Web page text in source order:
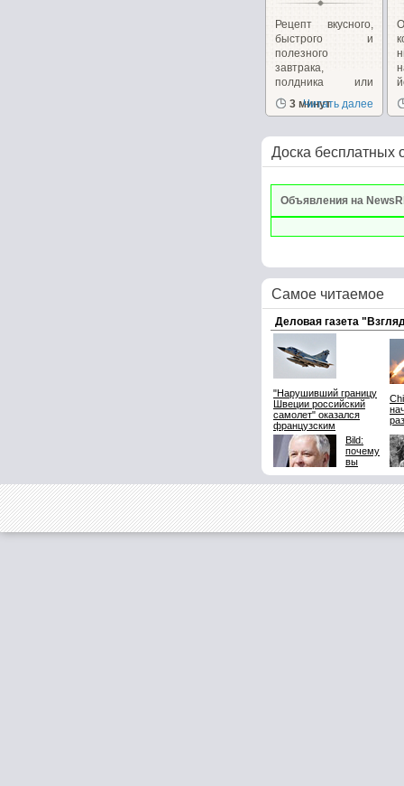
Рецепт вкусного,
быстрого и
полезного
завтрака,
полдника или
перекуса от
Юлии...
3 минут
Читать далее
Доска бесплатных
Объявления на
Самое читаемое